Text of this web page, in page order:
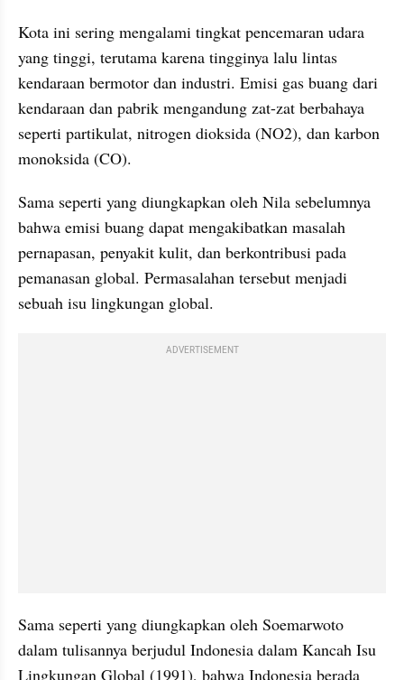
Kota ini sering mengalami tingkat pencemaran udara
yang tinggi, terutama karena tingginya lalu lintas
kendaraan bermotor dan industri. Emisi gas buang dari
kendaraan dan pabrik mengandung zat-zat berbahaya
seperti partikulat, nitrogen dioksida (NO2), dan karbon
monoksida (CO).
Sama seperti yang diungkapkan oleh Nila sebelumnya
bahwa emisi buang dapat mengakibatkan masalah
pernapasan, penyakit kulit, dan berkontribusi pada
pemanasan global. Permasalahan tersebut menjadi
sebuah isu lingkungan global.
ADVERTISEMENT
Sama seperti yang diungkapkan oleh Soemarwoto
dalam tulisannya berjudul Indonesia dalam Kancah Isu
Lingkungan Global (1991), bahwa Indonesia berada